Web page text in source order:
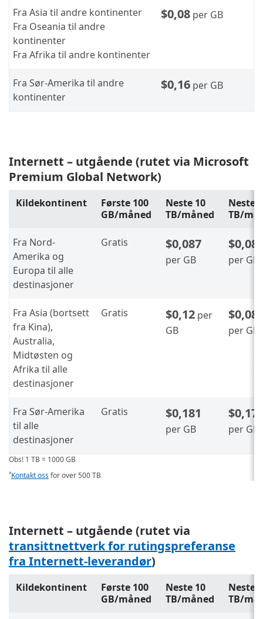
Fra Asia til andre kontinenter
Fra Oseania til andre
kontinenter
Fra Afrika til andre kontinenter
$0,08 per GB
Fra Sør-Amerika til andre
kontinenter
$0,16 per GB
Internett – utgående (rutet via Microsoft
Premium Global Network)
Kildekontinent
Første 100
GB/måned
Neste 10
TB/måned
Neste
TB/
Fra Nord-
Amerika og
Europa til alle
destinasjoner
Gratis $0,087
per GB per GB
Fra Asia (bortsett
fra Kina),
Australia,
Midtøsten og
Afrika til alle
destinasjoner
Gratis $0,12 per
GB
per GB
Fra Sør-Amerika
til alle
destinasjoner
Gratis $0,181
per GB per GB
Obs! 1 TB = 1000 GB
*Kontakt ossfor over 500 TB
Internett – utgående (rutet via
transittnettverk for rutingspreferanse
fra Internett-leverandør)
Kildekontinent
Første 100
GB/måned
Neste 10
TB/måned
Neste
TB/